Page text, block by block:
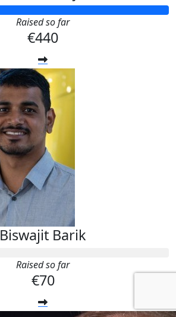
Raised so far
€440
Biswajit Barik
Raised so far
€70